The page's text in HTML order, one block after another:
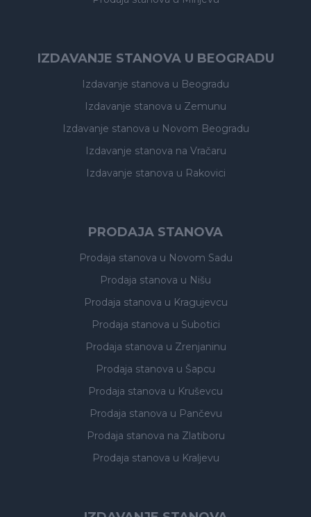
IZDAVANJE STANOVA U BEOGRADU
Izdavanje stanova u Beogradu
Izdavanje stanova u Zemunu
Izdavanje stanova u Novom Beogradu
Izdavanje stanova na Vračaru
Izdavanje stanova u Rakovici
PRODAJA STANOVA
Prodaja stanova u Novom Sadu
Prodaja stanova u Nišu
Prodaja stanova u Kragujevcu
Prodaja stanova u Subotici
Prodaja stanova u Zrenjaninu
Prodaja stanova u Šapcu
Prodaja stanova u Kruševcu
Prodaja stanova u Pančevu
Prodaja stanova na Zlatiboru
Prodaja stanova u Kraljevu